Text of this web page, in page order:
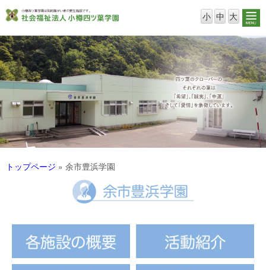
小 中 大
トップページ » 余市豊浜学園